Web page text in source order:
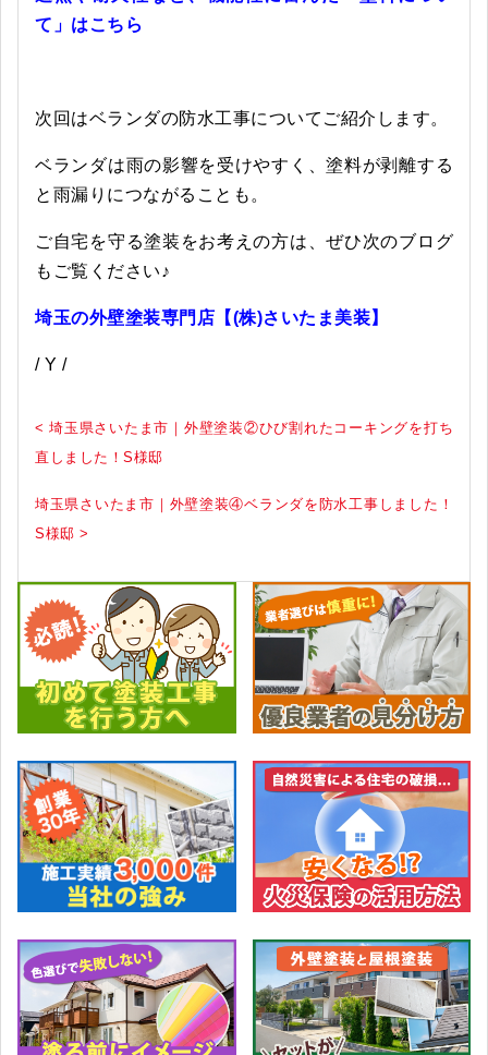
て」はこちら
次回はベランダの防水工事についてご紹介します。
ベランダは雨の影響を受けやすく、塗料が剥離する
と雨漏りにつながることも。
ご自宅を守る塗装をお考えの方は、ぜひ次のブログ
もご覧ください♪
埼玉の外壁塗装専門店【(株)さいたま美装】
/ Y /
< 埼玉県さいたま市｜外壁塗装②ひび割れたコーキングを打ち
直しました！S様邸
埼玉県さいたま市｜外壁塗装④ベランダを防水工事しました！
S様邸 >